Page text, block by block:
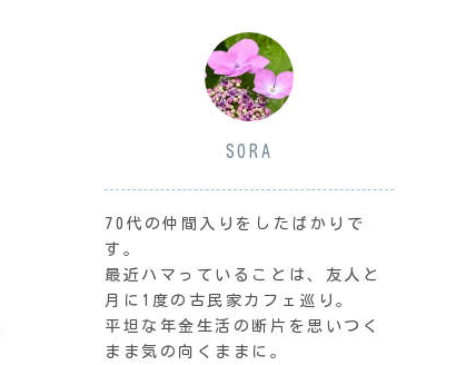
SORA
70代の仲間入りをしたばかりで
す。
最近ハマっていることは、友人と
月に1度の古民家カフェ巡り。
平坦な年金生活の断片を思いつく
まま気の向くままに。